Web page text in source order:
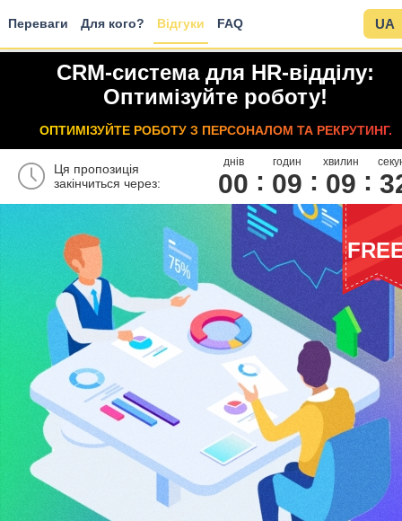
Переваги Для кого? Відгуки FAQ UA
CRM-система для HR-відділу:
Оптимізуйте роботу!
ОПТИМІЗУЙТЕ РОБОТУ З ПЕРСОНАЛОМ ТА РЕКРУТИНГ.
Ця пропозиція
закінчиться через:
днів
00
годин
09
хвилин
09 3